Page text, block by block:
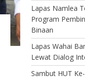
Lapas Namlea
Program
Binaan
Lapas Wahai
Lewat Dialog
Sambut HUT